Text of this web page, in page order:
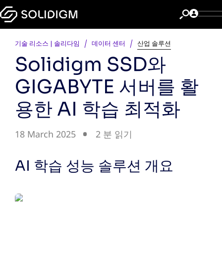
기술 리소스 | 솔리다임 데이터 센터 산업 솔루션
Solidigm SSD와
GIGABYTE 서버를 활
용한 AI 학습 최적화
18 March 2025 2 분 읽기
AI 학습 성능 솔루션 개요